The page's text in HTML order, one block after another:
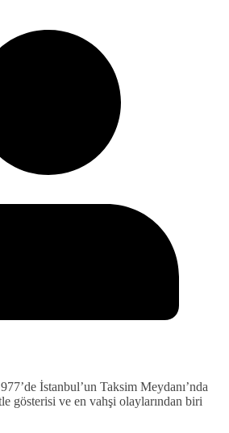
İstanbul’un Taksim Meydanı’nda
gösterisi ve en vahşi olaylarından biri